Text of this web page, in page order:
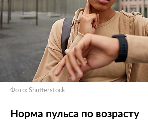
Фото: Shutterstock
Норма пульса по возрасту